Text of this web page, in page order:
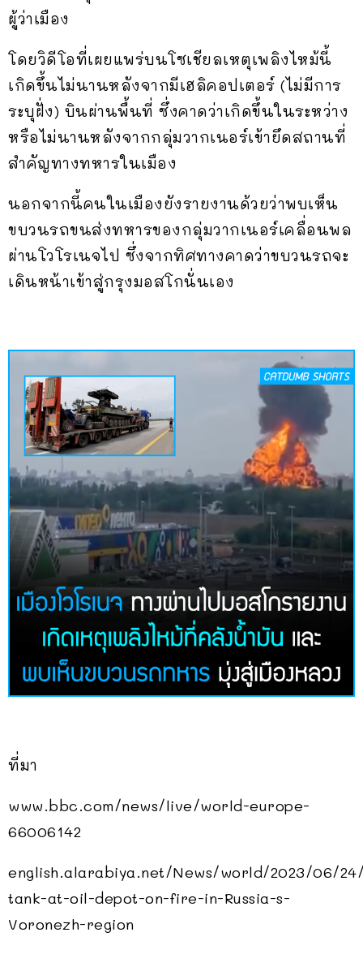
ผู้ว่าเมือง
โดยวิดีโอที่เผยแพร่บนโซเชียลเหตุเพลิงไหม้นี้
เกิดขึ้นไม่นานหลังจากมีเฮลิคอปเตอร์ (ไม่มีการ
ระบุฝั่ง) บินผ่านพื้นที่ ซึ่งคาดว่าเกิดขึ้นในระหว่าง
หรือไม่นานหลังจากกลุ่มวากเนอร์เข้ายึดสถานที่
สำคัญทางทหารในเมือง
นอกจากนี้คนในเมืองยังรายงานด้วยว่าพบเห็น
ขบวนรถขนส่งทหารของกลุ่มวากเนอร์เคลื่อนพล
ผ่านโวโรเนจไป ซึ่งจากทิศทางคาดว่าขบวนรถจะ
เดินหน้าเข้าสู่กรุงมอสโกนั่นเอง
ที่มา
www.bbc.com/news/live/world-europe-
66006142
english.alarabiya.net/News/world/2023/06/
tank-at-oil-depot-on-fire-in-Russia-s-
Voronezh-region